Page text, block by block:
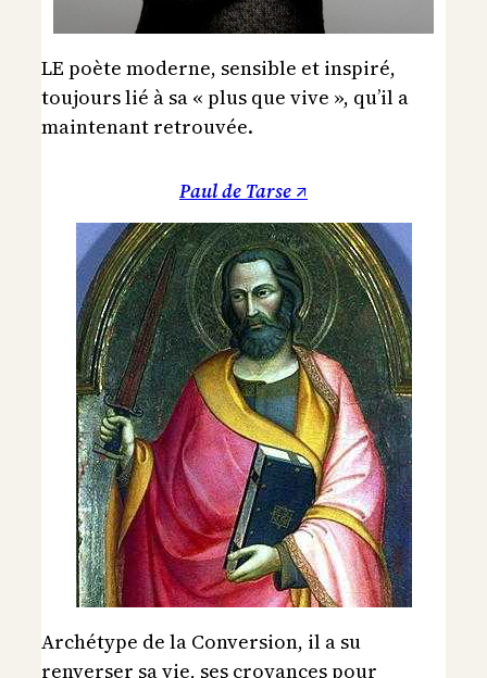
LE poète moderne, sensible et inspiré,
toujours lié à sa « plus que vive », qu’il a
maintenant retrouvée.
Paul de Tarse ↗
Archétype de la Conversion, il a su
renverser sa vie, ses croyances pour